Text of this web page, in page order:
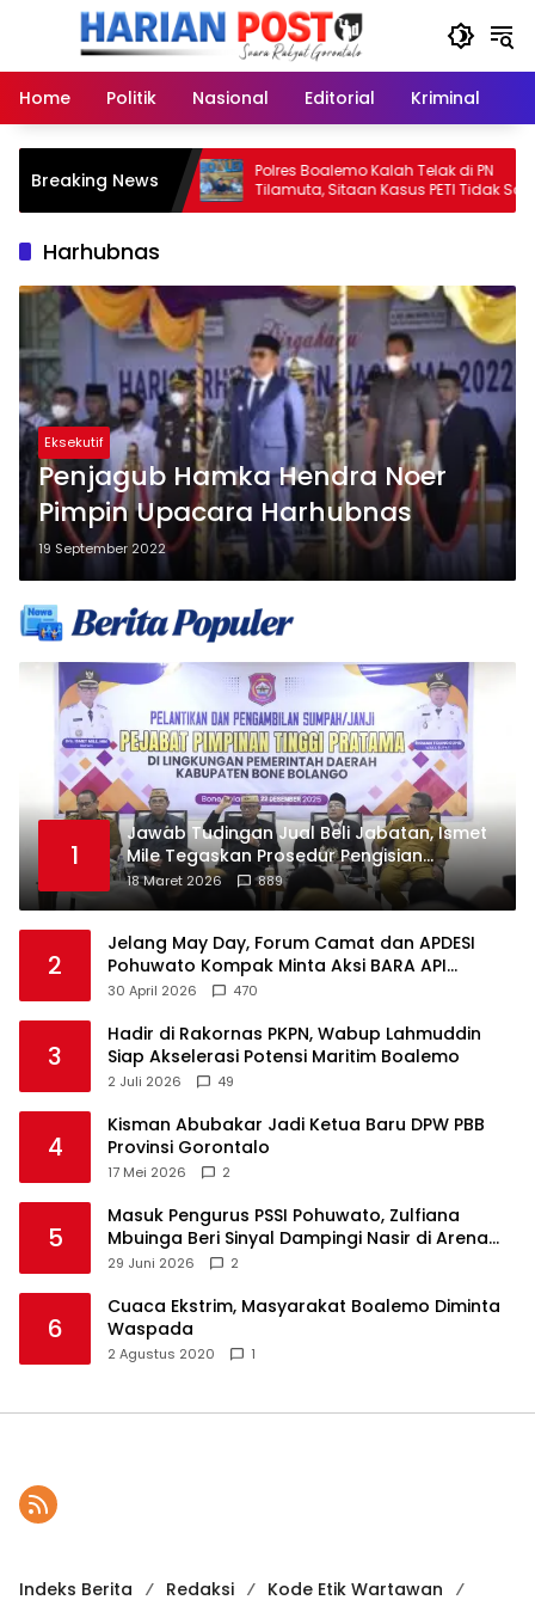
Home
Politik Nasional Editorial Kriminal
Breaking News
Mantap Hadapi
Polres Boalemo Kalah Telak di PN
Tilamuta, Sitaan Kasus PETI Tidak Sah!
Harhubnas
Eksekutif
Penjagub Hamka Hendra Noer
Pimpin Upacara Harhubnas
19 September 2022
1
Jawab Tudingan Jual Beli Jabatan, Ismet
Mile Tegaskan Prosedur Pengisian
Jabatan
18 Maret 2026 889
2
Jelang May Day, Forum Camat dan APDESI
Pohuwato Kompak Minta Aksi BARA API
Ditunda
30 April 2026 470
3
Hadir di Rakornas PKPN, Wabup Lahmuddin
Siap Akselerasi Potensi Maritim Boalemo
2 Juli 2026 49
4
Kisman Abubakar Jadi Ketua Baru DPW PBB
Provinsi Gorontalo
17 Mei 2026 2
5
Masuk Pengurus PSSI Pohuwato, Zulfiana
Mbuinga Beri Sinyal Dampingi Nasir di Arena
Politik ?
29 Juni 2026 2
6
Cuaca Ekstrim, Masyarakat Boalemo Diminta
Waspada
2 Agustus 2020 1
Indeks Berita Redaksi Kode Etik Wartawan